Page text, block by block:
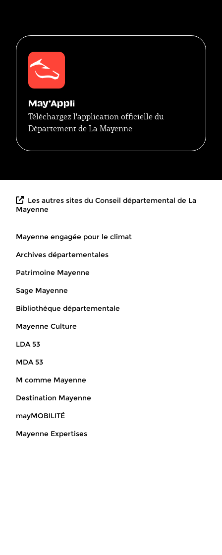
May'Appli
Téléchargez l'application officielle du
Département de La Mayenne
Les autres sites du Conseil départemental de La
Mayenne
Mayenne engagée pour le climat
Archives départementales
Patrimoine Mayenne
Sage Mayenne
Bibliothèque départementale
Mayenne Culture
LDA 53
MDA 53
M comme Mayenne
Destination Mayenne
mayMOBILITÉ
Mayenne Expertises